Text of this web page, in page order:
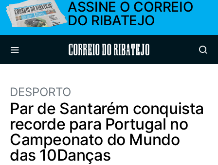
ASSINE O CORREIO
DO RIBATEJO
Correio do Ribatejo
DESPORTO
Par de Santarém conquista
recorde para Portugal no
Campeonato do Mundo
das 10Danças